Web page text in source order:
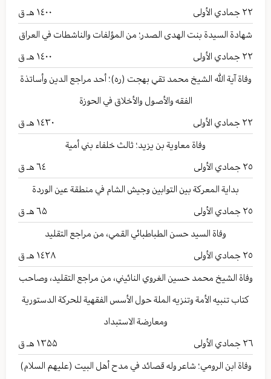
٢٢ جمادي الأولى
۱٤۰۰ هـ ق
شهادة السيدة بنت الهدى الصدر؛ من المؤلفات والناشطات في العراق
٢٢ جمادي الأولى
۱٤۰۰ هـ ق
وفاة آية الله الشيخ محمد تقي بهجت (ره)؛ أحد مراجع الدين وأساتذة
الفقه والأصول والأخلاق في الحوزة
٢٢ جمادي الأولى
۱٤۳۰ هـ ق
وفاة معاوية بن يزيد؛ ثالث خلفاء بني أمية
٢٥ جمادي الأولى
٦٤ هـ ق
بداية المعركة بين التوابين وجيش الشام في منطقة عين الوردة
٢٥ جمادي الأولى
٦۵ هـ ق
وفاة السيد حسن الطباطبائي القمي، من مراجع التقليد
٢٥ جمادي الأولى
۱٤۲۸ هـ ق
وفاة الشيخ محمد حسين الغروي النائيني، من مراجع التقليد، وصاحب
كتاب تنبيه الأمة وتنزيه الملة حول الأسس الفقهية للحركة الدستورية
ومعارضة الاستبداد
٢٦ جمادي الأولى
۱۳۵۵ هـ ق
وفاة ابن الرومي؛ شاعر وله قصائد في مدح أهل البيت (عليهم السلام)